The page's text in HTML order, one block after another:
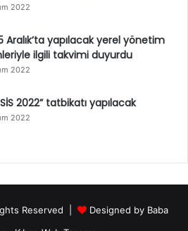
2022
Aralık’ta yapılacak yerel yönetim
ilgili takvimi duyurdu
2022
2022” tatbikatı yapılacak
2022
Reserved | Designed by Baba